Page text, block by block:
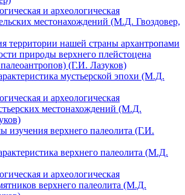
и археологическая
местонахождений (М.Д. Гвоздовер,
территории нашей страны архантропами
природы верхнего плейстоцена
(Г.И. Лазуков)
мустьерской эпохи (М.Д.
и археологическая
местонахождений (М.Д.
изучения верхнего палеолита (Г.И.
верхнего палеолита (М.Д.
и археологическая
верхнего палеолита (М.Д.